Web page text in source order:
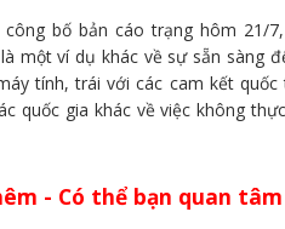
bố bản cáo trạng hôm 21/
một ví dụ khác về sự sẵn sàng
tính, trái với các cam kết
quốc gia khác về việc không
- Có thể bạn quan